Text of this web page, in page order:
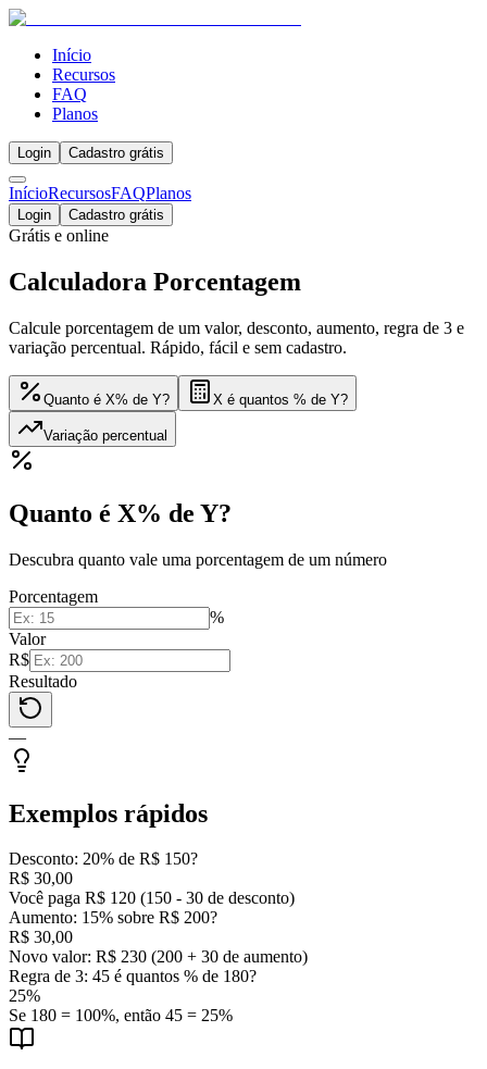
Início
Recursos
FAQ
Planos
Login Cadastro grátis
InícioRecursosFAQPlanos
Login Cadastro grátis
Grátis e online
Calculadora Porcentagem
Calcule porcentagem de um valor, desconto, aumento, regra de 3 e
variação percentual. Rápido, fácil e sem cadastro.
Quanto é X% de Y? X é quantos % de Y?
Variação percentual
Quanto é X% de Y?
Descubra quanto vale uma porcentagem de um número
Porcentagem
%
Valor
R$
Resultado
—
Exemplos rápidos
Desconto: 20% de R$ 150?
R$ 30,00
Você paga R$ 120 (150 - 30 de desconto)
Aumento: 15% sobre R$ 200?
R$ 30,00
Novo valor: R$ 230 (200 + 30 de aumento)
Regra de 3: 45 é quantos % de 180?
25%
Se 180 = 100%, então 45 = 25%